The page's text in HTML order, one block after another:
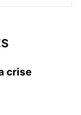
crise